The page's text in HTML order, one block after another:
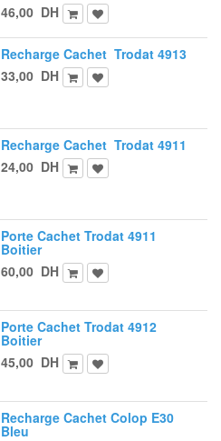
46,00 DH
Recharge Cachet Trodat 4913
33,00 DH
Recharge Cachet Trodat 4911
24,00 DH
Porte Cachet Trodat 4911
Boitier
60,00 DH
Porte Cachet Trodat 4912
Boitier
45,00 DH
Recharge Cachet Colop E30
Bleu